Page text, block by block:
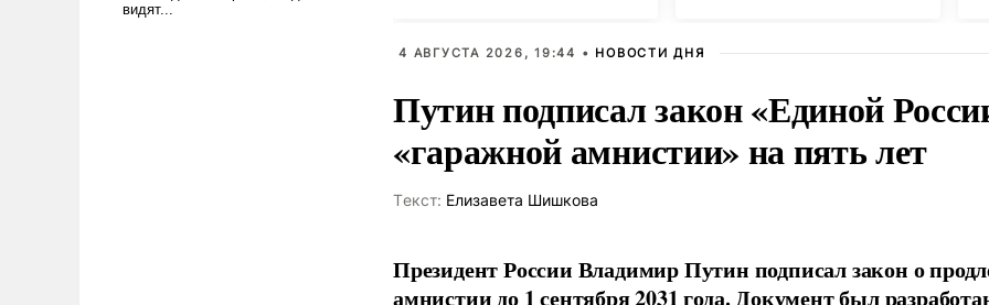
4 АВГУСТА 2026, 19:44 • НОВОСТИ ДНЯ
Путин подписал закон «Единой
«гаражной амнистии» на пять лет
Tекст: Елизавета Шишкова
Президент России Владимир Путин подписал закон о
амнистии до 1 сентября 2031 года. Документ был